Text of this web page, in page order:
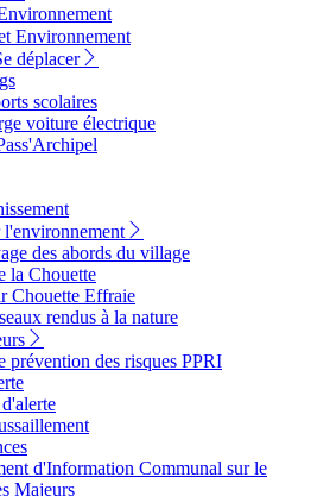
Environnement
déplacer
scolaires
voiture électrique
des abords du village
la Chouette
Chouette Effraie
rendus à la nature
prévention des risques PPRI
d'Information Communal sur le
Majeurs